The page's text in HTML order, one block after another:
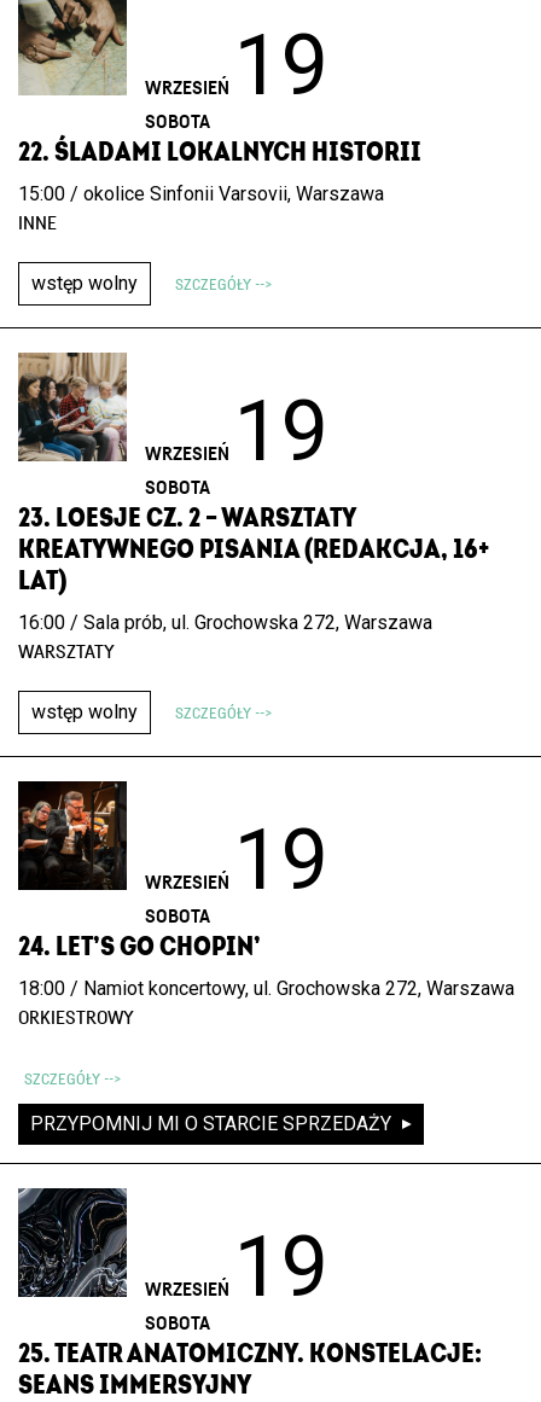
WRZESIEŃ 19
SOBOTA
22. ŚLADAMI LOKALNYCH HISTORII
15:00 / okolice Sinfonii Varsovii, Warszawa
INNE
SZCZEGÓŁY -->
wstęp wolny
WRZESIEŃ 19
SOBOTA
23. LOESJE CZ. 2 – WARSZTATY
KREATYWNEGO PISANIA (REDAKCJA, 16+
LAT)
16:00 / Sala prób, ul. Grochowska 272, Warszawa
WARSZTATY
SZCZEGÓŁY -->
wstęp wolny
WRZESIEŃ 19
SOBOTA
24. LET’S GO CHOPIN’
18:00 / Namiot koncertowy, ul. Grochowska 272, Warszawa
ORKIESTROWY
SZCZEGÓŁY -->
PRZYPOMNIJ MI O STARCIE SPRZEDAŻY
WRZESIEŃ 19
SOBOTA
25. TEATR ANATOMICZNY. KONSTELACJE:
SEANS IMMERSYJNY